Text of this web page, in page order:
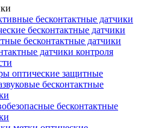
бесконтактные датчики
бесконтактные датчики
бесконтактные датчики
датчики контроля
оптические защитные
бесконтактные
бесконтактные